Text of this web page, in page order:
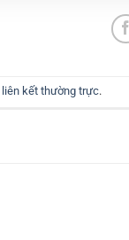
liên kết thường trực.